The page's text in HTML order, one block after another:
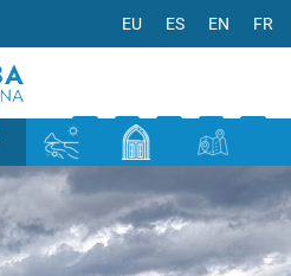
EU ES EN FR